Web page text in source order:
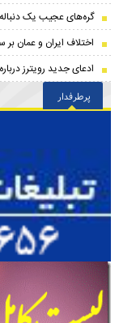
گره‌های عجیب یک
اختلاف ایران و عمان بر
ادعای جدید رویترز
پرطرفدار